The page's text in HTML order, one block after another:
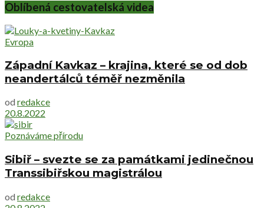
Oblíbená cestovatelská videa
Evropa
Západní Kavkaz – krajina, které se od dob
neandertálců téměř nezměnila
od redakce
20.8.2022
Poznáváme přírodu
Sibiř – svezte se za památkami jedinečnou
Transsibiřskou magistrálou
od redakce